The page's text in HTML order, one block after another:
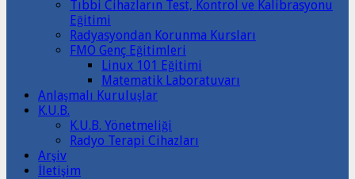
Tıbbi Cihazların Test, Kontrol ve Kalibrasyonu
Eğitimi
Radyasyondan Korunma Kursları
FMO Genç Eğitimleri
Linux 101 Eğitimi
Matematik Laboratuvarı
Anlaşmalı Kuruluşlar
K.U.B.
K.U.B. Yönetmeliği
Radyo Terapi Cihazları
Arşiv
İletişim